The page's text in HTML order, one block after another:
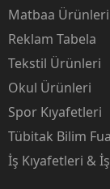
Matbaa Ürünleri
Reklam Tabela
Tekstil Ürünleri
Okul Ürünleri
Spor Kıyafetleri
Tübitak Bilim
İş Kıyafetleri &